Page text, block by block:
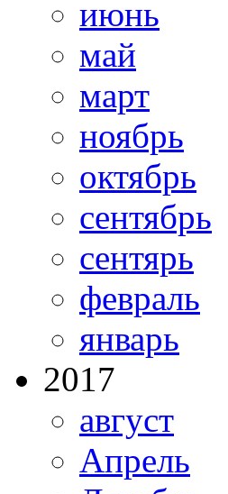
июнь
май
март
ноябрь
октябрь
сентябрь
сентярь
февраль
январь
2017
август
Апрель